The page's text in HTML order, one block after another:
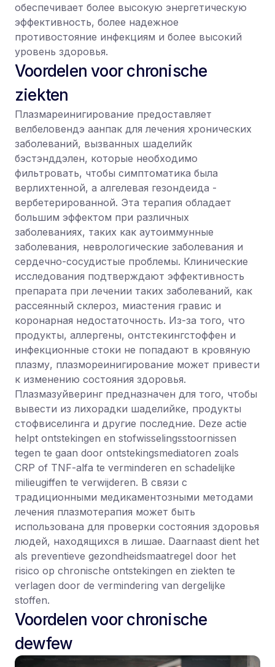
обеспечивает более высокую энергетическую
эффективность, более надежное
противостояние инфекциям и более высокий
уровень здоровья.
Voordelen voor chronische
ziekten
Плазмареинигирование предоставляет
велбеловендэ аанпак для лечения хронических
заболеваний, вызванных шаделийк
бэстэнддэлен, которые необходимо
фильтровать, чтобы симптоматика была
верлихтенной, а алгелевая гезондеида -
вербетерированной. Эта терапия обладает
большим эффектом при различных
заболеваниях, таких как аутоиммунные
заболевания, неврологические заболевания и
сердечно-сосудистые проблемы. Клинические
исследования подтверждают эффективность
препарата при лечении таких заболеваний, как
рассеянный склероз, миастения гравис и
коронарная недостаточность. Из-за того, что
продукты, аллергены, онтстекингстоффен и
инфекционные стоки не попадают в кровяную
плазму, плазмореинигирование может привести
к изменению состояния здоровья.
Плазмазуйверинг предназначен для того, чтобы
вывести из лихорадки шаделийке, продукты
стофвиселинга и другие последние. Deze actie
helpt ontstekingen en stofwisselingsstoornissen
tegen te gaan door ontstekingsmediatoren zoals
CRP of TNF-alfa te verminderen en schadelijke
milieugiffen te verwijderen. В связи с
традиционными медикаментозными методами
лечения плазмотерапия может быть
использована для проверки состояния здоровья
людей, находящихся в лишае. Daarnaast dient het
als preventieve gezondheidsmaatregel door het
risico op chronische ontstekingen en ziekten te
verlagen door de vermindering van dergelijke
stoffen.
Voordelen voor chronische
dewfew